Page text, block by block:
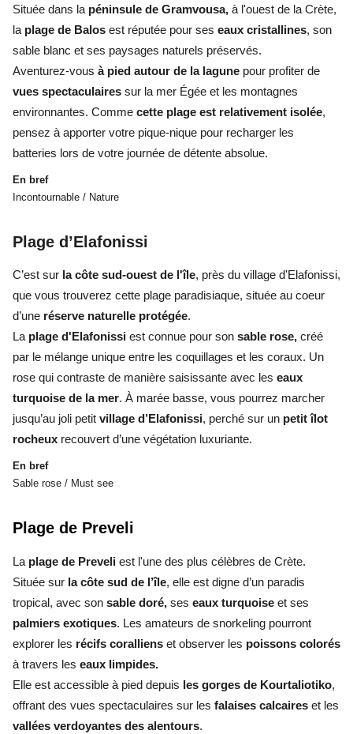
Située dans la péninsule de Gramvousa, à l'ouest de la Crète,
la plage de Balos est réputée pour ses eaux cristallines, son
sable blanc et ses paysages naturels préservés.
Aventurez-vous à pied autour de la lagune pour profiter de
vues spectaculaires sur la mer Égée et les montagnes
environnantes. Comme cette plage est relativement isolée,
pensez à apporter votre pique-nique pour recharger les
batteries lors de votre journée de détente absolue.
En bref
Incontournable / Nature
Plage d’Elafonissi
C’est sur la côte sud-ouest de l'île, près du village d'Elafonissi,
que vous trouverez cette plage paradisiaque, située au coeur
d’une réserve naturelle protégée.
La plage d'Elafonissi est connue pour son sable rose, créé
par le mélange unique entre les coquillages et les coraux. Un
rose qui contraste de manière saisissante avec les eaux
turquoise de la mer. À marée basse, vous pourrez marcher
jusqu’au joli petit village d’Elafonissi, perché sur un petit îlot
rocheux recouvert d’une végétation luxuriante.
En bref
Sable rose / Must see
Plage de Preveli
La plage de Preveli est l'une des plus célèbres de Crète.
Située sur la côte sud de l’île, elle est digne d’un paradis
tropical, avec son sable doré, ses eaux turquoise et ses
palmiers exotiques. Les amateurs de snorkeling pourront
explorer les récifs coralliens et observer les poissons colorés
à travers les eaux limpides.
Elle est accessible à pied depuis les gorges de Kourtaliotiko,
offrant des vues spectaculaires sur les falaises calcaires et les
vallées verdoyantes des alentours.